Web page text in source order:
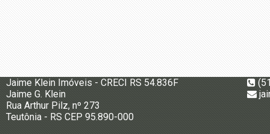
Jaime Klein Imóveis - CRECI RS 54.836F
Jaime G. Klein
Rua Arthur Pilz, nº 273
Teutônia - RS CEP 95.890-000